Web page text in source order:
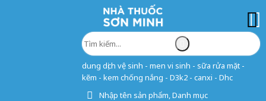
dung dịch vệ sinh - men vi sinh - sữa rửa mặt -
kẽm - kem chống nắng - D3k2 - canxi - Dhc
Nhập tên sản phẩm, Danh mục